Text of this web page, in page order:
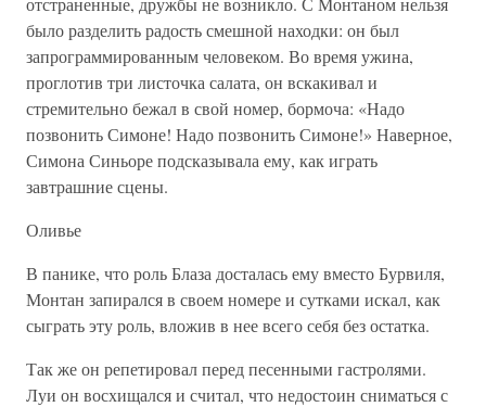
было разделить радость смешной находки: он был
запрограммированным человеком. Во время ужина,
проглотив три листочка салата, он вскакивал и
стремительно бежал в свой номер, бормоча: «Надо
позвонить Симоне! Надо позвонить Симоне!» Наверное,
Симона Синьоре подсказывала ему, как играть
завтрашние сцены.
Оливье
В панике, что роль Блаза досталась ему вместо Бурвиля,
Монтан запирался в своем номере и сутками искал, как
сыграть эту роль, вложив в нее всего себя без остатка.
Так же он репетировал перед песенными гастролями.
Луи он восхищался и считал, что недостоин сниматься с